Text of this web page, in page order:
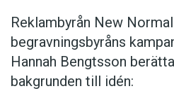
Reklambyrån New
begravningsbyråns
Hannah Bengtsson
bakgrunden till idén: